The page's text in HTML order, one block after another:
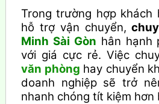
Trong trường hợp khách
hỗ trợ vận chuyển,
Minh Sài Gòn hân hạnh
với giá cực rẻ. Việc
văn phòng hay chuyển
doanh nghiệp sẽ trở
nhanh chóng tít kiệm hơn